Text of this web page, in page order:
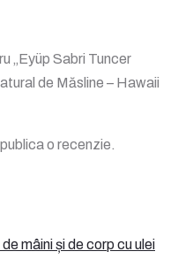
„Eyüp Sabri Tuncer
de Măsline – Hawaii
o recenzie.